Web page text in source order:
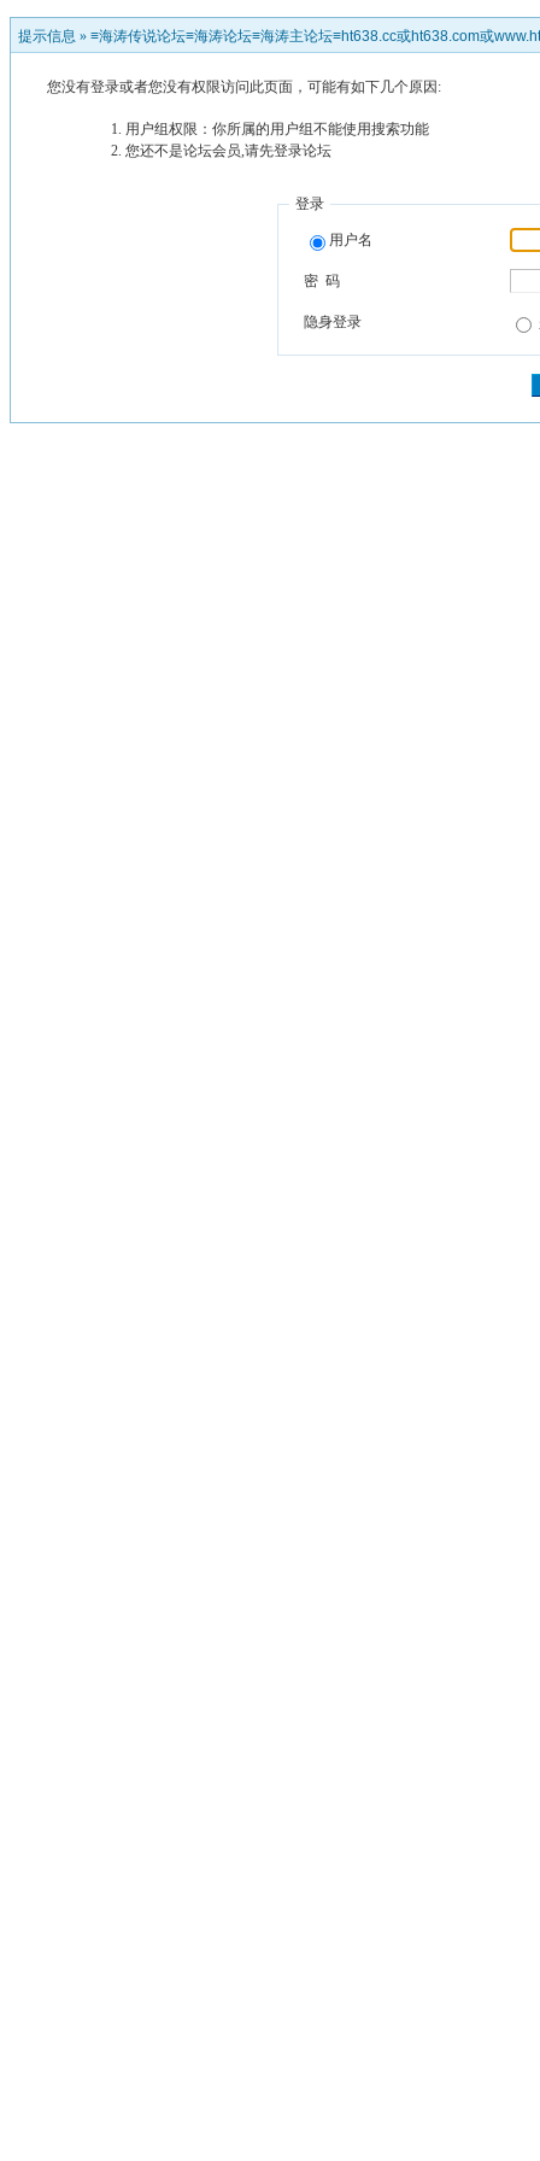
提示信息 » ≡海涛传说论坛≡海涛论坛≡海涛主论坛≡ht638.cc或ht638.com或
您没有登录或者您没有权限访问此页面，可能有如下几个原因:
用户组权限：你所属的用户组不能使用搜索功能
您还不是论坛会员,请先登录论坛
登录
用户名
密 码
隐身登录